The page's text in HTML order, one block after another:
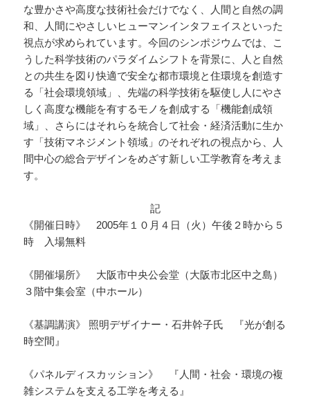
な豊かさや高度な技術社会だけでなく、人間と自然の調
和、人間にやさしいヒューマンインタフェイスといった
視点が求められています。今回のシンポジウムでは、こ
うした科学技術のパラダイムシフトを背景に、人と自然
との共生を図り快適で安全な都市環境と住環境を創造す
る「社会環境領域」、先端の科学技術を駆使し人にやさ
しく高度な機能を有するモノを創成する「機能創成領
域」、さらにはそれらを統合して社会・経済活動に生か
す「技術マネジメント領域」のそれぞれの視点から、人
間中心の総合デザインをめざす新しい工学教育を考えま
す。
記
《開催日時》 2005年１０月４日（火）午後２時から５
時 入場無料
《開催場所》 大阪市中央公会堂（大阪市北区中之島）
３階中集会室（中ホール）
《基調講演》 照明デザイナー・石井幹子氏 『光が創る
時空間』
《パネルディスカッション》 『人間・社会・環境の複
雑システムを支える工学を考える』